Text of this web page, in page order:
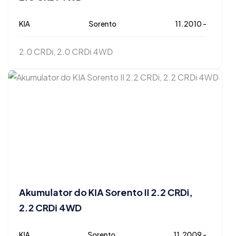
KIA Sorento 11.2010 -
2.0 CRDi, 2.0 CRDi 4WD
Akumulator do KIA Sorento II 2.2 CRDi,
2.2 CRDi 4WD